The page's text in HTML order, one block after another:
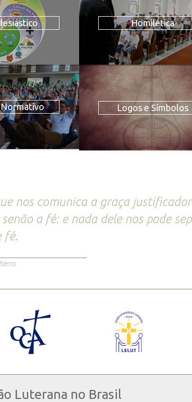
Homilética
Logos e Símbolos
nos comunica a graça
senão a fé: e nada dele nos pode
fé.
Luterana no Brasil